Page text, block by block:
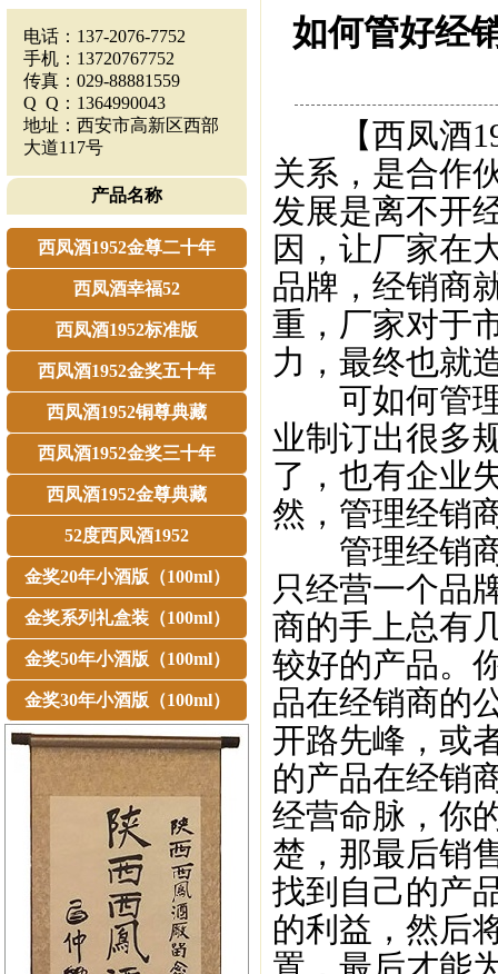
电话：137-2076-7752
手机：13720767752
传真：029-88881559
Q Q：1364990043
地址：西安市高新区西部
大道117号
产品名称
西凤酒1952金尊二十年
西凤酒幸福52
西凤酒1952标准版
西凤酒1952金奖五十年
西凤酒1952铜尊典藏
西凤酒1952金奖三十年
西凤酒1952金尊典藏
52度西凤酒1952
金奖20年小酒版（100ml）
金奖系列礼盒装（100ml）
金奖50年小酒版（100ml）
金奖30年小酒版（100ml）
如何管好经
【西凤酒
关系，是合作
发展是离不开
因，让厂家在
品牌，经销商
重，厂家对于
力，最终也就
可如何管理
业制订出很多
了，也有企业
然，管理经销
管理经销商
只经营一个品
商的手上总有
较好的产品。
品在经销商的
开路先峰，或
的产品在经销
经营命脉，你
楚，那最后销
找到自己的产
的利益，然后